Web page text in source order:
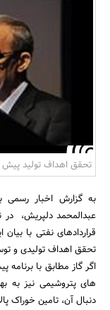
تحقق اهداف تولید
به گزارش اخبار
عبدالمحمد دلپریش،
قراردادهای نفتی با
تحقق اهداف تولیدی و
اگر گاز مطابق با
های پتروشیمی نیز به
دنبال آن، تامین خوراک